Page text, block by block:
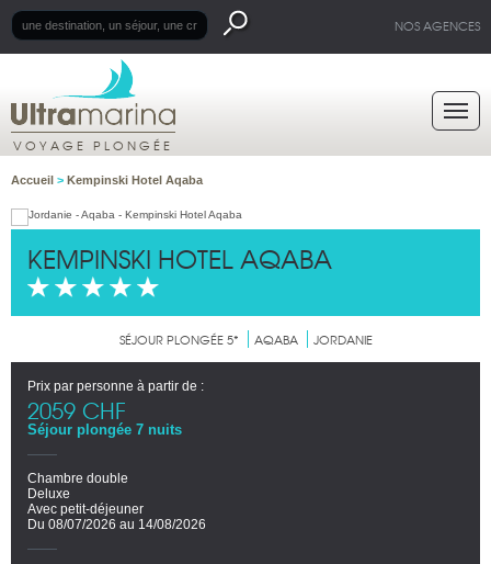
NOS AGENCES
VOYAGE PLONGÉE
Accueil > Kempinski Hotel Aqaba
KEMPINSKI HOTEL AQABA
SÉJOUR PLONGÉE 5* AQABA JORDANIE
Prix par personne à partir de :
2059 CHF
Séjour plongée 7 nuits
Chambre double
Deluxe
Avec petit-déjeuner
Du 08/07/2026 au 14/08/2026